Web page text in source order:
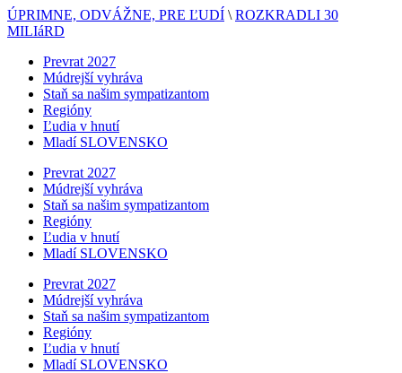
ÚPRIMNE, ODVÁŽNE, PRE ĽUDÍ \ ROZKRADLI 30
MILIáRD
Prevrat 2027
Múdrejší vyhráva
Staň sa našim sympatizantom
Regióny
Ľudia v hnutí
Mladí SLOVENSKO
Prevrat 2027
Múdrejší vyhráva
Staň sa našim sympatizantom
Regióny
Ľudia v hnutí
Mladí SLOVENSKO
Prevrat 2027
Múdrejší vyhráva
Staň sa našim sympatizantom
Regióny
Ľudia v hnutí
Mladí SLOVENSKO